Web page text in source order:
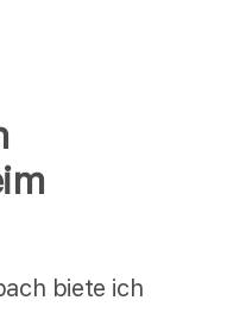
biete ich